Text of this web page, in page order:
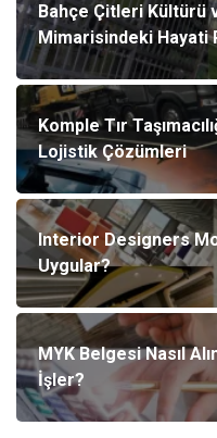
Bahçe Çitleri Kültürü
Mimarisindeki Hayati
Komple Tır
Lojistik Çözümleri
Interior Designers
Uygular?
MYK Belgesi Nasıl
İşler?